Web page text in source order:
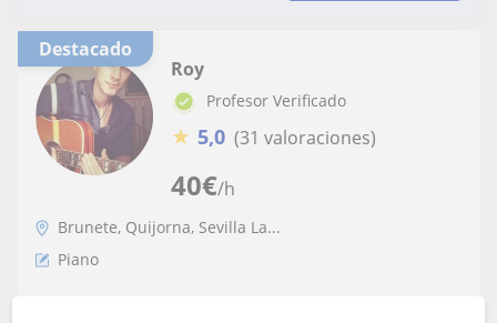
Destacado
40€/h
Roy
Profesor Verificado
★ 5,0 (31 valoraciones)
Brunete, Quijorna, Sevilla La...
Piano